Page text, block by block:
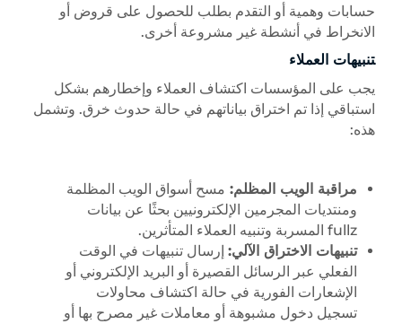
حسابات وهمية أو التقدم بطلب للحصول على قروض أو
الانخراط في أنشطة غير مشروعة أخرى.
تنبيهات العملاء
يجب على المؤسسات اكتشاف العملاء وإخطارهم بشكل
استباقي إذا تم اختراق بياناتهم في حالة حدوث خرق. وتشمل
هذه:
مراقبة الويب المظلم: مسح أسواق الويب المظلمة
ومنتديات المجرمين الإلكترونيين بحثًا عن بيانات
fullz المسربة وتنبيه العملاء المتأثرين.
تنبيهات الاختراق الآلي: إرسال تنبيهات في الوقت
الفعلي عبر الرسائل القصيرة أو البريد الإلكتروني أو
الإشعارات الفورية في حالة اكتشاف محاولات
تسجيل دخول مشبوهة أو معاملات غير مصرح بها أو